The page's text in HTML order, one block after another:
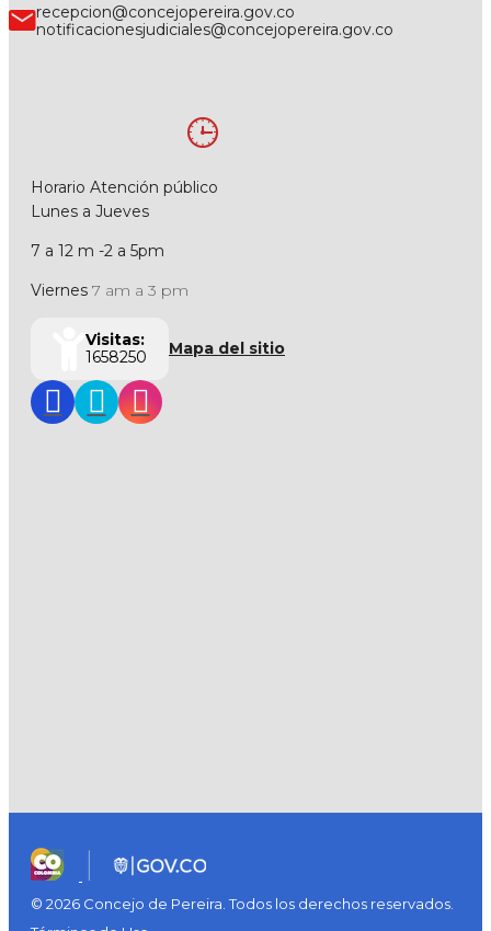
recepcion@concejopereira.gov.co
notificacionesjudiciales@concejopereira.gov.co
Horario Atención público
Lunes a Jueves
7 a 12 m -2 a 5pm
Viernes 7 am a 3 pm
Visitas:
1658250
Mapa del sitio
© 2026 Concejo de Pereira. Todos los derechos reservados.